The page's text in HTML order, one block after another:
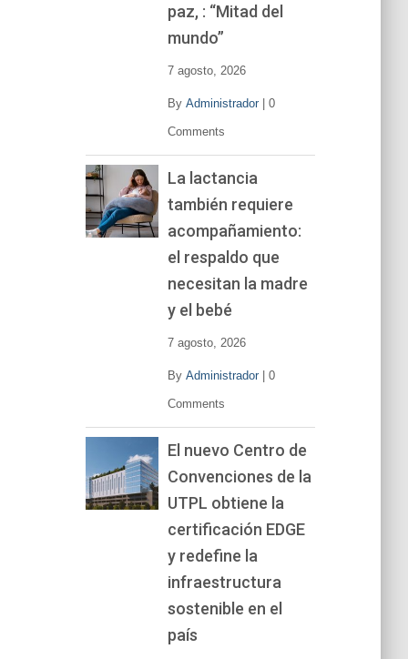
paz, : “Mitad del
mundo”
7 agosto, 2026
By Administrador| 0
Comments
La lactancia
también requiere
acompañamiento:
el respaldo que
necesitan la madre
y el bebé
7 agosto, 2026
By Administrador| 0
Comments
El nuevo Centro de
Convenciones de la
UTPL obtiene la
certificación EDGE
y redefine la
infraestructura
sostenible en el
país